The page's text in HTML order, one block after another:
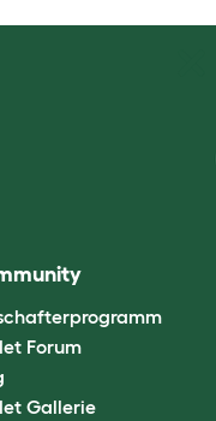
Forum
Gallerie